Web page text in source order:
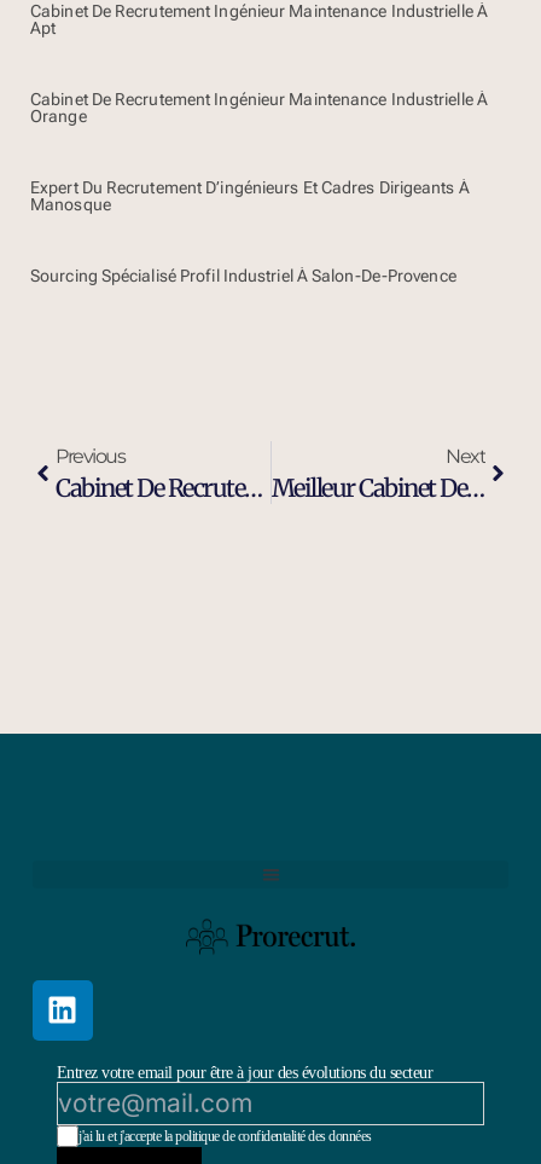
Cabinet De Recrutement Ingénieur Maintenance Industrielle À
Apt
Cabinet De Recrutement Ingénieur Maintenance Industrielle À
Orange
Expert Du Recrutement D’ingénieurs Et Cadres Dirigeants À
Manosque
Sourcing Spécialisé Profil Industriel À Salon-De-Provence
Previous
Cabinet De Recrutement Cadres Et Dirigeants À Manosque
Next
Meilleur Cabinet De Recrutement Executive Search À Manosque
Entrez votre email pour être à jour des évolutions du secteur
j'ai lu et j'accepte la politique de confidentalité des données